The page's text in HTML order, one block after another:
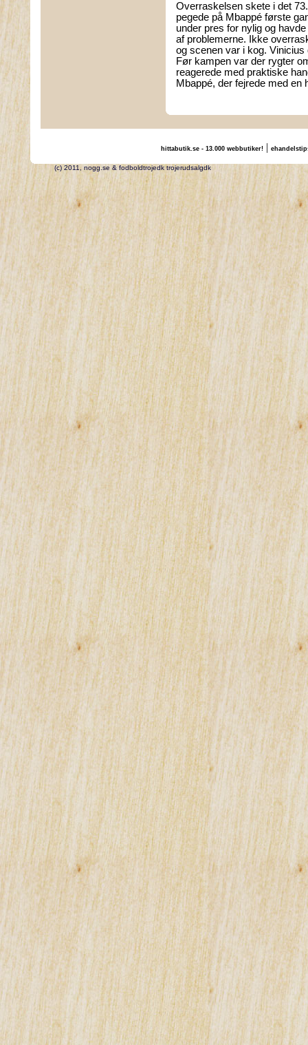
Overraskelsen skete i det
pegede på Mbappé første
under pres for nylig og
af problemerne. Ikke
og scenen var i kog.
Før kampen var der rygter
reagerede med praktiske
Mbappé, der fejrede med en
hittabutik.se - 13.000 webbutiker!|
(c) 2011, nogg.se & fodboldtrojedk trojerudsalgdk